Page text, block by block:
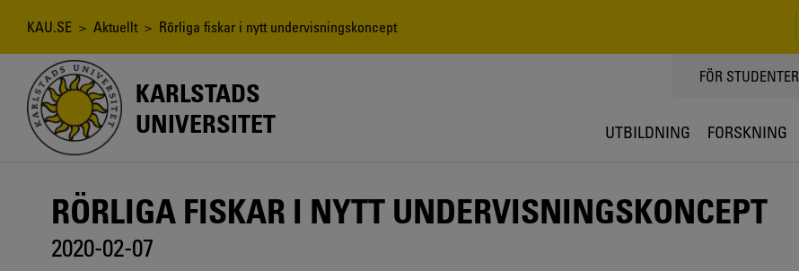
Länkstig
KAU.SE > Aktuellt > Rörliga fiskar i nytt undervisningskoncept
KARLSTADS
UNIVERSITET
TOPPMENY
FÖR STUDENTER
UTBILDNING FORSKNING
RÖRLIGA FISKAR I NYTT UNDERVISNINGSKONCEPT
2020-02-07